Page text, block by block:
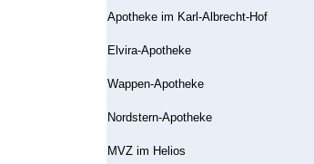
Apotheke im Karl-Albrecht-Hof
Elvira-Apotheke
Wappen-Apotheke
Nordstern-Apotheke
MVZ im Helios